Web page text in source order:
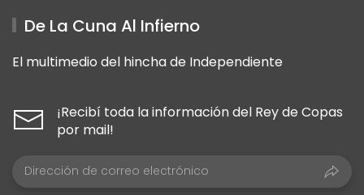
De La Cuna Al Infierno
El multimedio del hincha de Independiente
¡Recibí toda la información del Rey de Copas
por mail!